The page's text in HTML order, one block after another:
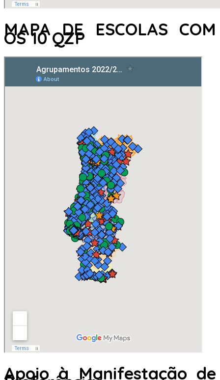
MAPA DE ESCOLAS COM
OS 10 QZP
Apoio à Manifestação de